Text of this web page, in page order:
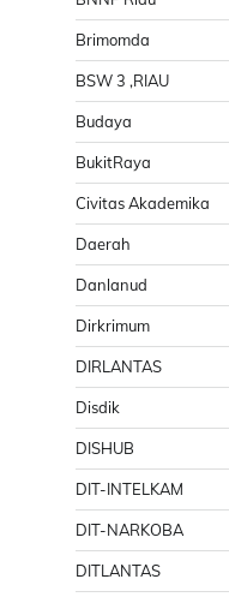
Brimomda
BSW 3 ,RIAU
Budaya
BukitRaya
Civitas Akademika
Daerah
Danlanud
Dirkrimum
DIRLANTAS
Disdik
DISHUB
DIT-INTELKAM
DIT-NARKOBA
DITLANTAS